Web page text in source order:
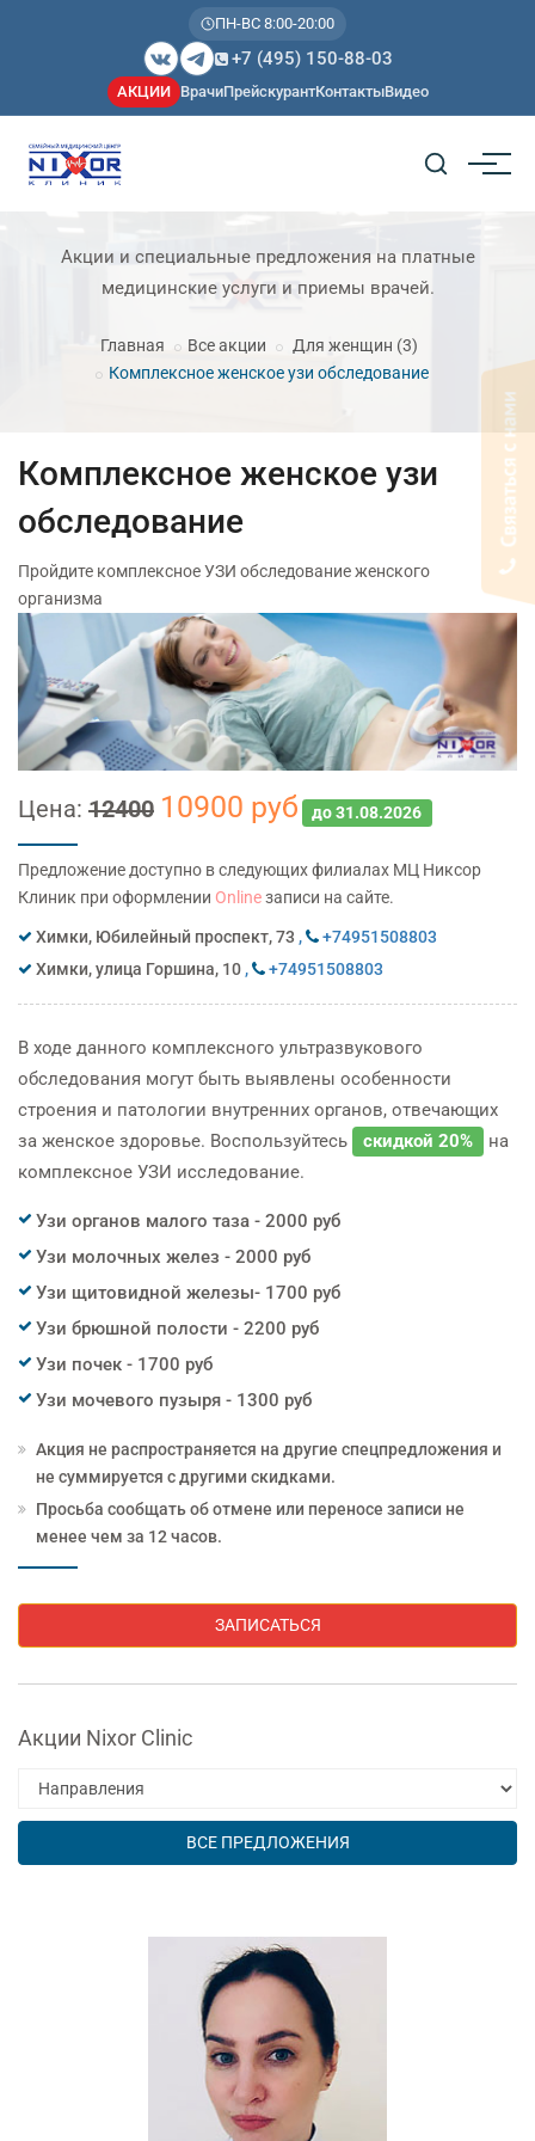
ПН-ВС 8:00-20:00
+7 (495) 150-88-03
АКЦИИ ВрачиПрейскурантКонтактыВидео
Акции и специальные предложения на платные
медицинские услуги и приемы врачей.
Главная Все акции Для женщин (3)
Комплексное женское узи обследование
Комплексное женское узи
обследование
Пройдите комплексное УЗИ обследование женского
организма
Цена: 12400 10900 руб до 31.08.2026
Предложение доступно в следующих филиалах МЦ Никсор
Клиник при оформлении Onlineзаписи на сайте.
Химки, Юбилейный проспект, 73 ,
+74951508803
Химки, улица Горшина, 10 , +74951508803
В ходе данного комплексного ультразвукового
обследования могут быть выявлены особенности
строения и патологии внутренних органов, отвечающих
за женское здоровье. Воспользуйтесь
скидкой 20%
на
комплексное УЗИ исследование.
Узи органов малого таза - 2000 руб
Узи молочных желез - 2000 руб
Узи щитовидной железы- 1700 руб
Узи брюшной полости - 2200 руб
Узи почек - 1700 руб
Узи мочевого пузыря - 1300 руб
Акция не распространяется на другие спецпредложения и
не суммируется с другими скидками.
Просьба сообщать об отмене или переносе записи не
менее чем за 12 часов.
ЗАПИСАТЬСЯ
Акции Nixor Clinic
ВСЕ ПРЕДЛОЖЕНИЯ